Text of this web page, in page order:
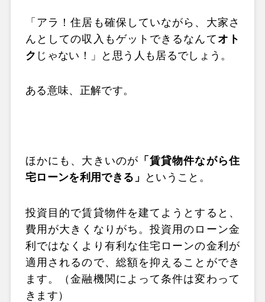
「アラ！住居も確保していながら、大家さ
んとしての収入もゲットできるなんて オト
ク じゃない！」と思う人も居るでしょう。
ある意味、正解です。
ほかにも、大きいのが 「賃貸物件ながら住
宅ローンを利用できる」
ということ。
投資目的で賃貸物件を建てようとすると、
費用が大きくなりがち。投資用のローン金
利ではなくより有利な住宅ローンの金利が
適用されるので、総額を抑えることができ
ます。（金融機関によって条件は変わって
きます）